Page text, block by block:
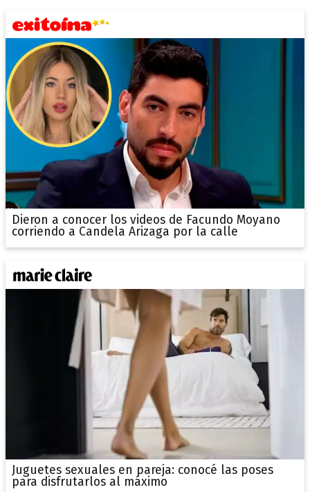
Dieron a conocer los videos de Facundo Moyano
corriendo a Candela Arizaga por la calle
Juguetes sexuales en pareja: conocé las poses
para disfrutarlos al máximo